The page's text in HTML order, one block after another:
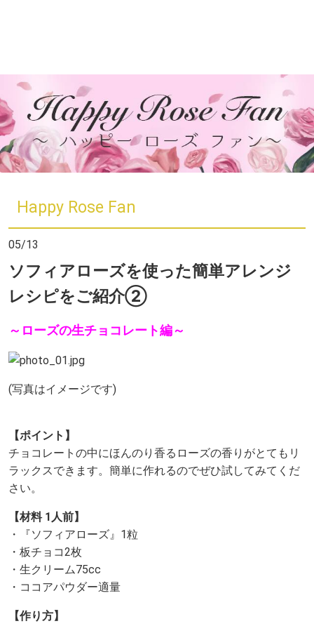
Happy Rose Fan
05/13
ソフィアローズを使った簡単アレンジ
レシピをご紹介②
～ローズの生チョコレート編～
(写真はイメージです)
【ポイント】
チョコレートの中にほんのり香るローズの香りがとてもリ
ラックスできます。簡単に作れるのでぜひ試してみてくだ
さい。
【材料 1人前】
・『ソフィアローズ』1粒
・板チョコ2枚
・生クリーム75cc
・ココアパウダー適量
【作り方】